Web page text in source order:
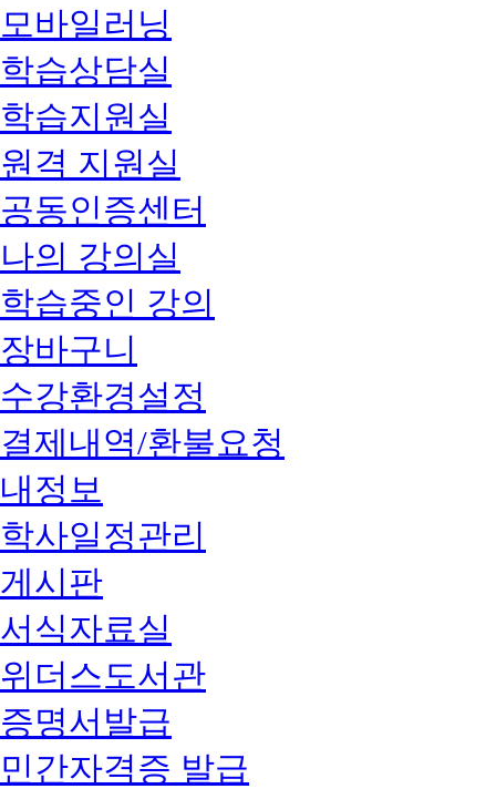
모바일러닝
학습상담실
학습지원실
원격 지원실
공동인증센터
나의 강의실
학습중인 강의
장바구니
수강환경설정
결제내역/환불요청
내정보
학사일정관리
게시판
서식자료실
위더스도서관
증명서발급
민간자격증 발급